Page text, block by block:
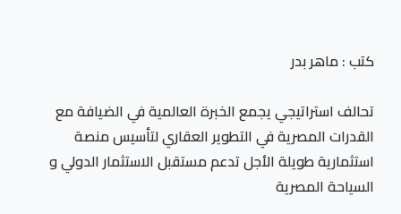
كتب : ماهر بدر
تحالف استراتيجي يجمع الخبرة العالمية في الضيافة مع
القدرات المصرية في التطوير العقاري لتأسيس منصة
استثمارية طويلة الأجل تدعم مستقبل الاستثمار الدولي و
السياحة المصرية